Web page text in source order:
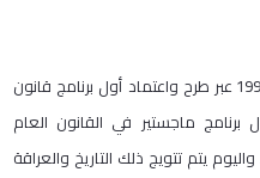
البرنامج يأتي تتويجاً لرحلة بدأت منذ عام 1993 عبر طرح واعتماد أول برنامج قانون
1996 باعتماد أول برنامج ماجستير في القانون العام
يتم تتويج ذلك التاريخ والعراقة